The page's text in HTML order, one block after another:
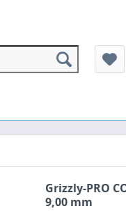
Grizzly-PRO
9,00 mm